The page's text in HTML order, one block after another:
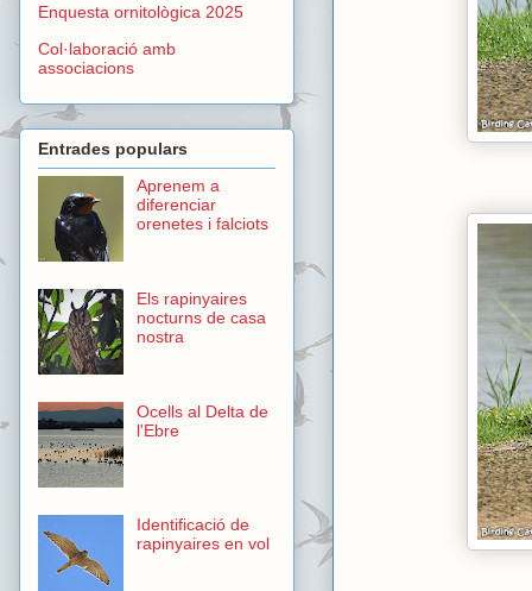
Enquesta ornitològica 2025
Col·laboració amb
associacions
Entrades populars
Aprenem a
diferenciar
orenetes i falciots
Els rapinyaires
nocturns de casa
nostra
Ocells al Delta de
l'Ebre
Identificació de
rapinyaires en vol